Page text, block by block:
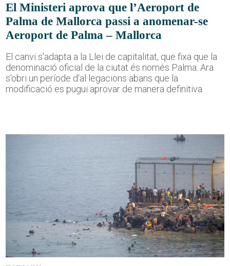
El Ministeri aprova que l’Aeroport de
Palma de Mallorca passi a anomenar-se
Aeroport de Palma – Mallorca
El canvi s'adapta a la Llei de capitalitat, que fixa que la
denominació oficial de la ciutat és només Palma. Ara
s'obri un període d'al·legacions abans que la
modificació es pugui aprovar de manera definitiva.